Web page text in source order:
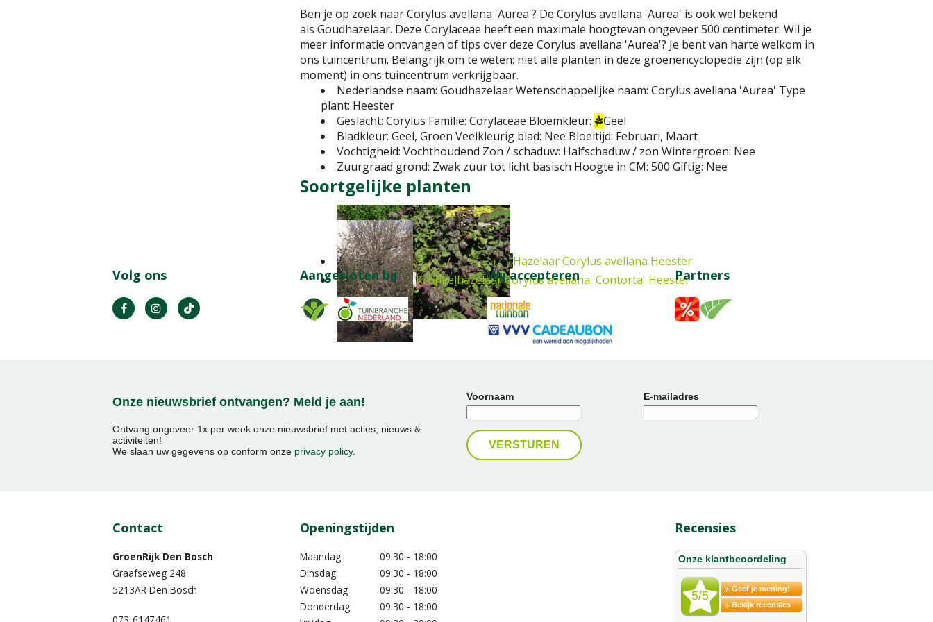
Ben je op zoek naar Corylus avellana 'Aurea'? De Corylus avellana 'Aurea' is ook wel bekend
als Goudhazelaar. Deze Corylaceae heeft een maximale hoogtevan ongeveer 500 centimeter. Wil je
meer informatie ontvangen of tips over deze Corylus avellana 'Aurea'? Je bent van harte welkom in
ons tuincentrum. Belangrijk om te weten: niet alle planten in deze groenencyclopedie zijn (op elk
moment) in ons tuincentrum verkrijgbaar.
Nederlandse naam: GoudhazelaarWetenschappelijke naam: Corylus avellana 'Aurea' Type
plant: Heester
Geslacht: Corylus Familie: Corylaceae Bloemkleur:
Geel
Bladkleur: Geel, Groen Veelkleurig blad: Nee Bloeitijd: Februari, Maart
Vochtigheid: Vochthoudend Zon / schaduw: Halfschaduw / zon Wintergroen: Nee
Zuurgraad grond: Zwak zuur tot licht basisch Hoogte in CM: 500 Giftig: Nee
Soortgelijke planten
HazelaarCorylus avellana Heester
KronkelhazelaarCorylus avellana 'Contorta' Heester
Volg ons Aangesloten bij Wij accepteren Partners
Onze nieuwsbrief ontvangen? Meld je aan!
Ontvang ongeveer 1x per week onze nieuwsbrief met acties, nieuws &
activiteiten!
We slaan uw gegevens op conform onze privacy policy.
Voornaam E-mailadres
Contact
GroenRijk Den Bosch
Graafseweg 248
5213AR Den Bosch
Openingstijden
Maandag
09:30 - 18:00
Dinsdag
09:30 - 18:00
Woensdag
09:30 - 18:00
Donderdag
09:30 - 18:00
Recensies